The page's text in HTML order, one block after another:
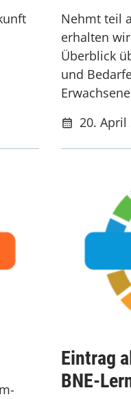
20. April
Nehmt teil
erhalten
Überblick
und
Eintrag
BNE-